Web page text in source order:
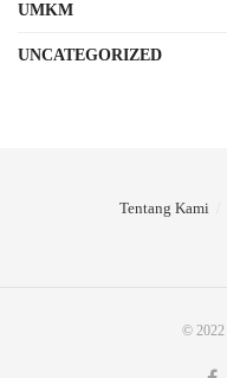
UMKM
UNCATEGORIZED
Tentang Kami
© 2022